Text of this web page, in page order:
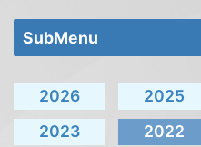
SubMenu
2026 2025
2023
2022